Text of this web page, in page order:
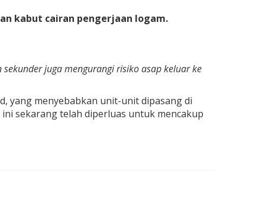
kabut cairan pengerjaan logam.
juga mengurangi risiko asap keluarke
yang menyebabkan unit-unit dipasang di
sekarang telah diperluas untuk mencakup